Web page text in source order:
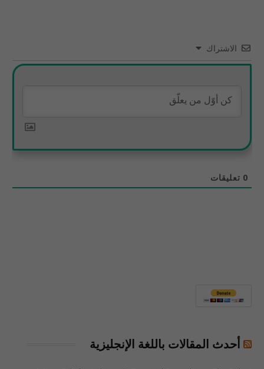
الاشتراك
0 تعليقات
أحدث المقالات باللغة الإنجليزية